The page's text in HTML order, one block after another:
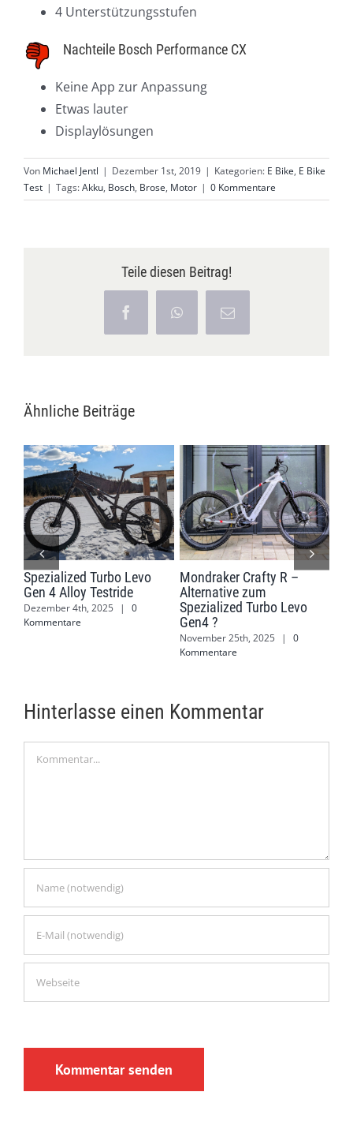
4 Unterstützungsstufen
Nachteile Bosch Performance CX
Keine App zur Anpassung
Etwas lauter
Displaylösungen
Von Michael Jentl | Dezember 1st, 2019 | Kategorien: E Bike, E Bike
Test | Tags:Akku, Bosch, Brose, Motor | 0 Kommentare
Teile diesen Beitrag!
FacebookWhatsApp
E-
Mail
Ähnliche Beiträge
Spezialized Turbo Levo
Gen 4 Alloy Testride
Dezember 4th, 2025 |
0
Kommentare
Mondraker Crafty R –
Alternative zum
Spezialized Turbo Levo
Gen4 ?
November 25th, 2025 |
0
Kommentare
Hinterlasse einen Kommentar
Kommentar